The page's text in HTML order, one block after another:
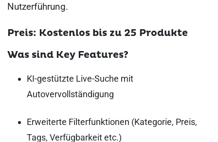
Nutzerführung.
Preis: Kostenlos bis zu 25 Produkte
Was sind Key Features?
KI-gestützte Live-Suche mit
Autovervollständigung
Erweiterte Filterfunktionen (Kategorie, Preis,
Tags, Verfügbarkeit etc.)